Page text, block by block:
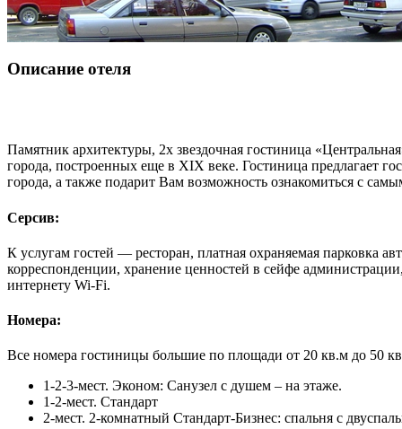
Описание отеля
Памятник архитектуры, 2х звездочная гостиница
города, построенных еще в ХІХ веке. Гостиница предлагает
города, а также подарит Вам возможность ознакомиться с
Серсив:
К услугам гостей — ресторан, платная охраняемая парковка
корреспонденции, хранение ценностей в сейфе
интернету Wi-Fi.
Номера:
Все номера гостиницы большие по площади от 20 кв.м до 50
1-2-3-мест. Эконом: Санузел с душем – на этаже.
1-2-мест. Стандарт
2-мест. 2-комнатный Стандарт-Бизнес: спальня с